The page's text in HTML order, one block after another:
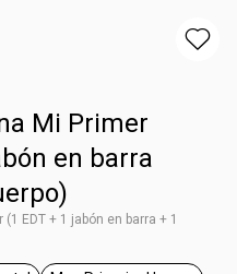
Mi Primer
en barra
EDT + 1 jabón en barra + 1